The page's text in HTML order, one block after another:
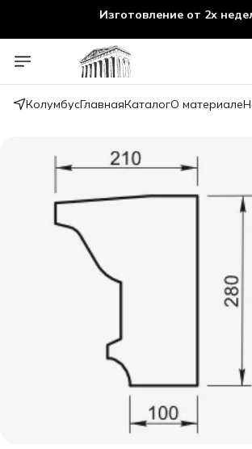
Изготовление от 2х
КолумбусГлавнаяКаталогО материале